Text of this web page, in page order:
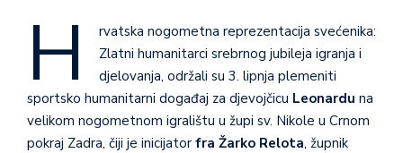
H
rvatska nogometna reprezentacija svećenika:
Zlatni humanitarci srebrnog jubileja igranja i
djelovanja, održali su 3. lipnja plemeniti
sportsko humanitarni događaj za djevojčicu Leonardu na
velikom nogometnom igralištu u župi sv. Nikole u Crnom
pokraj Zadra, čiji je inicijator fra Žarko Relota, župnik